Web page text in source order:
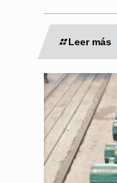
Leer más